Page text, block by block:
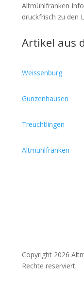
Altmühlfranken
druckfrisch zu den
Artikel aus
Weissenburg
Gunzenhausen
Treuchtlingen
Altmühlfranken
Copyright 2026
Rechte reserviert.